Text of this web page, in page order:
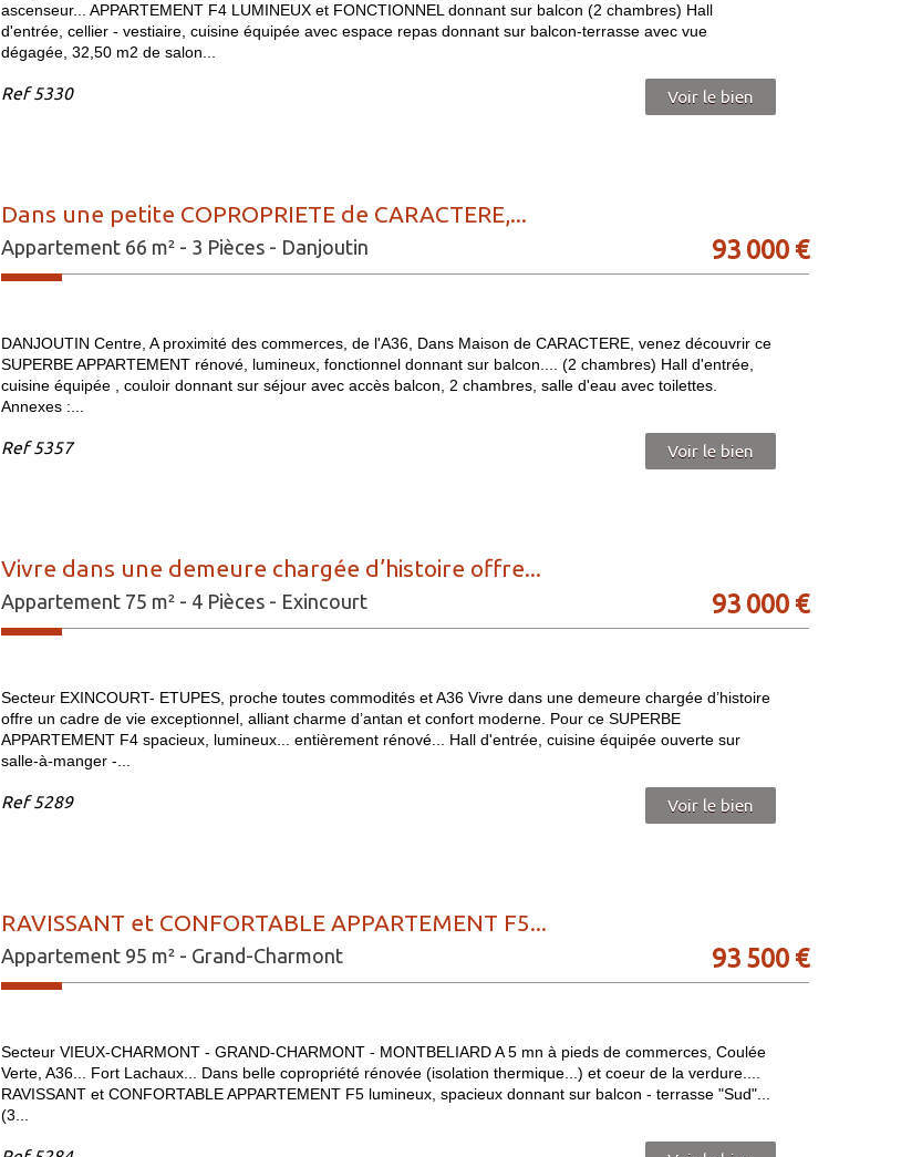
ascenseur... APPARTEMENT F4 LUMINEUX et FONCTIONNEL donnant sur balcon (2 chambres) Hall
d'entrée, cellier - vestiaire, cuisine équipée avec espace repas donnant sur balcon-terrasse avec vue
dégagée, 32,50 m2 de salon...
Ref5330 Voir le bien
Dans une petite COPROPRIETE de CARACTERE,...
Appartement 66 m² - 3 Pièces - Danjoutin 93 000 €
DANJOUTIN Centre, A proximité des commerces, de l'A36, Dans Maison de CARACTERE, venez découvrir ce
SUPERBE APPARTEMENT rénové, lumineux, fonctionnel donnant sur balcon.... (2 chambres) Hall d'entrée,
cuisine équipée , couloir donnant sur séjour avec accès balcon, 2 chambres, salle d'eau avec toilettes.
Annexes :...
Ref5357 Voir le bien
Vivre dans une demeure chargée d’histoire offre...
Appartement 75 m² - 4 Pièces - Exincourt 93 000 €
Secteur EXINCOURT- ETUPES, proche toutes commodités et A36 Vivre dans une demeure chargée d’histoire
offre un cadre de vie exceptionnel, alliant charme d’antan et confort moderne. Pour ce SUPERBE
APPARTEMENT F4 spacieux, lumineux... entièrement rénové... Hall d'entrée, cuisine équipée ouverte sur
salle-à-manger -...
Ref5289 Voir le bien
RAVISSANT et CONFORTABLE APPARTEMENT F5...
Appartement 95 m² - Grand-Charmont 93 500 €
Secteur VIEUX-CHARMONT - GRAND-CHARMONT - MONTBELIARD A 5 mn à pieds de commerces, Coulée
Verte, A36... Fort Lachaux... Dans belle copropriété rénovée (isolation thermique...) et coeur de la verdure....
RAVISSANT et CONFORTABLE APPARTEMENT F5 lumineux, spacieux donnant sur balcon - terrasse "Sud"...
(3...